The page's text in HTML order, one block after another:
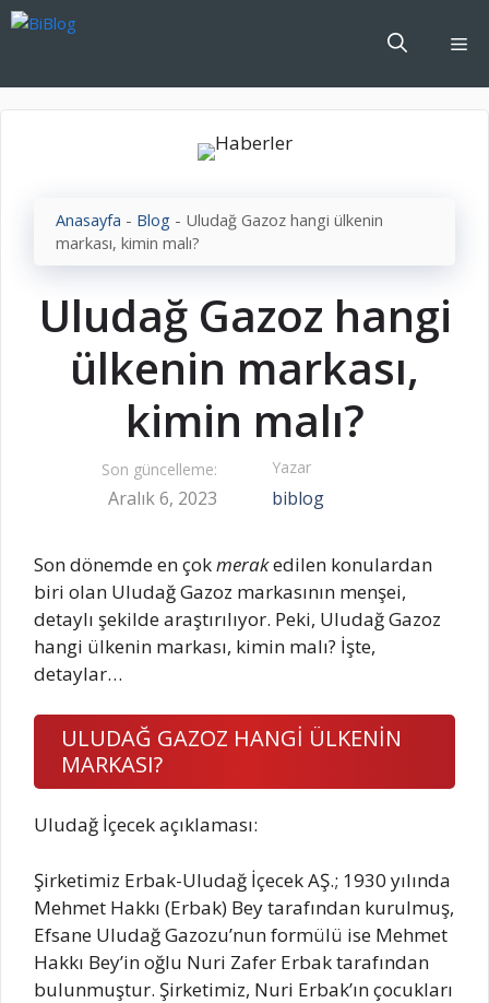
İçeriğe
Anasayfa - Blog - Uludağ Gazoz hangi ülkenin
markası, kimin malı?
Uludağ Gazoz hangi
ülkenin markası,
kimin malı?
Son güncelleme:
Aralık 6, 2023
Yazar
biblog
Son dönemde en çokmerakedilen konulardan
biri olan Uludağ Gazoz markasının menşei,
detaylı şekilde araştırılıyor. Peki, Uludağ Gazoz
hangi ülkenin markası, kimin malı? İşte,
detaylar…
ULUDAĞ GAZOZ HANGİ ÜLKENİN
MARKASI?
Uludağ İçecek açıklaması:
Şirketimiz Erbak-Uludağ İçecek AŞ.; 1930 yılında
Mehmet Hakkı (Erbak) Bey tarafından kurulmuş,
Efsane Uludağ Gazozu’nun formülü ise Mehmet
Hakkı Bey’in oğlu Nuri Zafer Erbak tarafından
bulunmuştur. Şirketimiz, Nuri Erbak’ın çocukları